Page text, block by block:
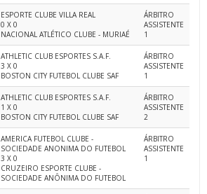
ESPORTE CLUBE VILLA REAL
0 X 0
NACIONAL ATLÉTICO CLUBE - MURIAÉ
ÁRBITRO
ASSISTENTE
1
ATHLETIC CLUB ESPORTES S.A.F.
3 X 0
BOSTON CITY FUTEBOL CLUBE SAF
ÁRBITRO
ASSISTENTE
1
ATHLETIC CLUB ESPORTES S.A.F.
1 X 0
BOSTON CITY FUTEBOL CLUBE SAF
ÁRBITRO
ASSISTENTE
2
AMERICA FUTEBOL CLUBE -
SOCIEDADE ANONIMA DO FUTEBOL
3 X 0
CRUZEIRO ESPORTE CLUBE -
SOCIEDADE ANÔNIMA DO FUTEBOL
ÁRBITRO
ASSISTENTE
1